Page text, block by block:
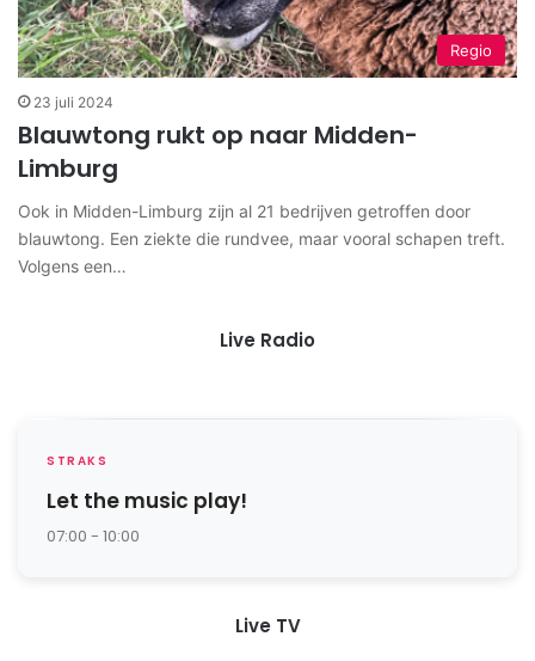
Regio
23 juli 2024
Blauwtong rukt op naar Midden-
Limburg
Ook in Midden-Limburg zijn al 21 bedrijven getroffen door
blauwtong. Een ziekte die rundvee, maar vooral schapen treft.
Volgens een…
Live Radio
STRAKS
Let the music play!
07:00 - 10:00
Live TV